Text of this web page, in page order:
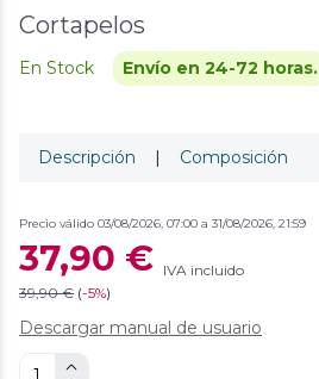
Cortapelos
En Stock Envío en 24-72 horas.
Descripción | Composición
Precio válido 03/08/2026, 07:00 a 31/08/2026, 21:59
37,90 € IVA incluido
39,90 € (-5%)
Descargar manual de usuario